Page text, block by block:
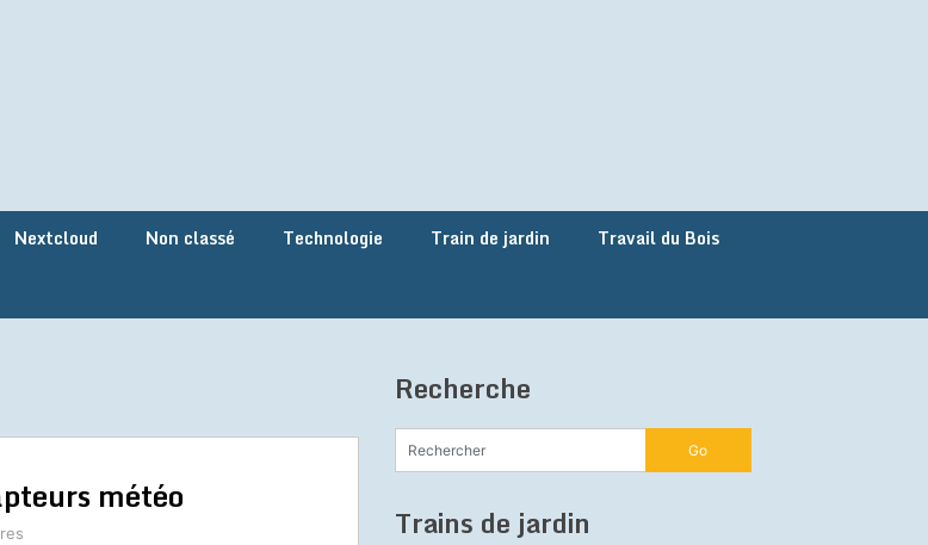
Nextcloud Non classé Technologie Train de jardin
Travail du Bois
météo
Recherche
Trains de jardin